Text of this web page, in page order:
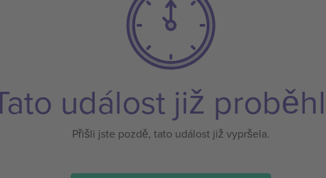
událost již
Přišli jste pozdě, tato událost již vypršela.